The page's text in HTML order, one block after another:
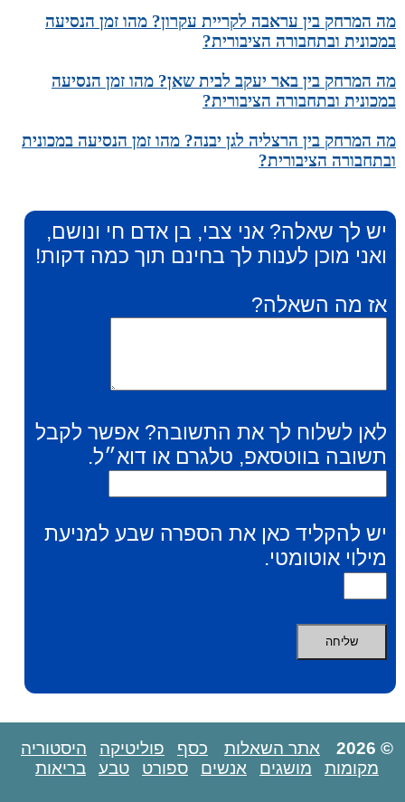
מה המרחק בין עראבה לקריית עקרון? מהו זמן הנסיעה
במכונית ובתחבורה הציבורית?
מה המרחק בין באר יעקב לבית שאן? מהו זמן הנסיעה
במכונית ובתחבורה הציבורית?
מה המרחק בין הרצליה לגן יבנה? מהו זמן הנסיעה במכונית
ובתחבורה הציבורית?
יש לך שאלה? אני צבי, בן אדם חי ונושם,
ואני מוכן לענות לך בחינם תוך כמה דקות!
אז מה השאלה?
לאן לשלוח לך את התשובה? אפשר לקבל
תשובה בווטסאפ, טלגרם או דוא״ל.
יש להקליד כאן את הספרה שבע למניעת
מילוי אוטומטי.
© 2026 אתר השאלות כסף פוליטיקה
היסטוריה
מקומות
מושגים אנשים ספורט טבע בריאות